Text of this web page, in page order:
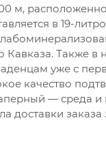
м,
в 19-
Кавказа. Также
уже с
качество
— среда и
доставки заказа